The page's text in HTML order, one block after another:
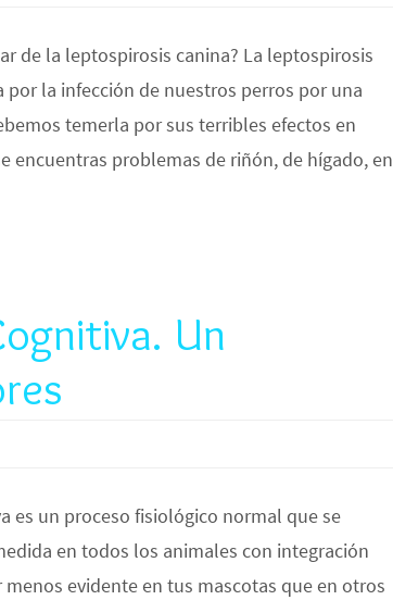
de la leptospirosis canina? La leptospirosis
por la infección de nuestros perros por una
temerla por sus terribles efectos en
encuentras problemas de riñón, de hígado, en
Un
es un proceso fisiológico normal que se
en todos los animales con integración
evidente en tus mascotas que en otros